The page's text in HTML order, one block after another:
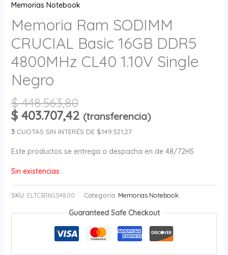
Memorias Notebook
Memoria Ram SODIMM
CRUCIAL Basic 16GB DDR5
4800MHz CL40 1.10V Single
Negro
$448.563,80
$403.707,42 (transferencia)
3CUOTAS SIN INTERÉS DE $149.521,27
Este productos se entrega o despacha en de 48/72HS
Sin existencias
SKU: ELTCB16GS4800 Categoría: Memorias Notebook
Guaranteed Safe Checkout